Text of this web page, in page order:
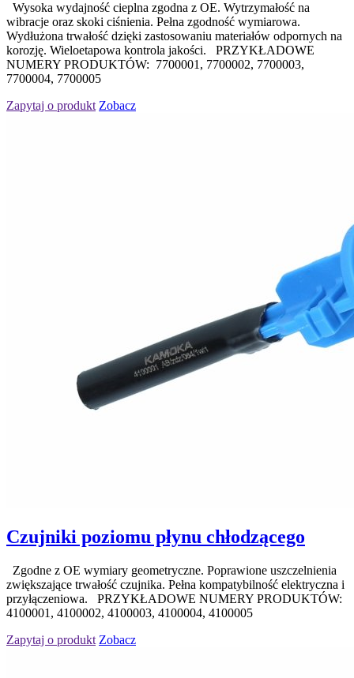
Wysoka wydajność cieplna zgodna z OE. Wytrzymałość na
wibracje oraz skoki ciśnienia. Pełna zgodność wymiarowa.
Wydłużona trwałość dzięki zastosowaniu materiałów odpornych na
korozję. Wieloetapowa kontrola jakości. PRZYKŁADOWE
NUMERY PRODUKTÓW: 7700001, 7700002, 7700003,
7700004, 7700005
Zapytaj o produkt Zobacz
Czujniki poziomu płynu chłodzącego
Zgodne z OE wymiary geometryczne. Poprawione uszczelnienia
zwiększające trwałość czujnika. Pełna kompatybilność elektryczna i
przyłączeniowa. PRZYKŁADOWE NUMERY PRODUKTÓW:
4100001, 4100002, 4100003, 4100004, 4100005
Zapytaj o produkt Zobacz